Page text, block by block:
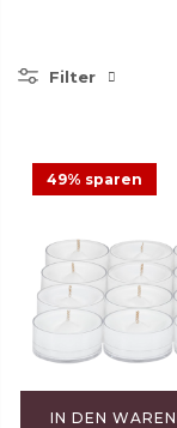
Filter
49% sparen
IN DEN